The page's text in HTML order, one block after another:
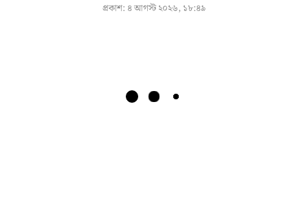
প্রকাশ: ৪ আগস্ট ২০২৬, ১৮:৪৯